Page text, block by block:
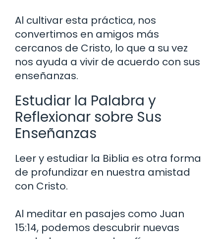
Al cultivar esta práctica, nos
convertimos en amigos más
cercanos de Cristo, lo que a su vez
nos ayuda a vivir de acuerdo con sus
enseñanzas.
Estudiar la Palabra y
Reflexionar sobre Sus
Enseñanzas
Leer y estudiar la Biblia es otra forma
de profundizar en nuestra amistad
con Cristo.
Al meditar en pasajes como Juan
15:14, podemos descubrir nuevas